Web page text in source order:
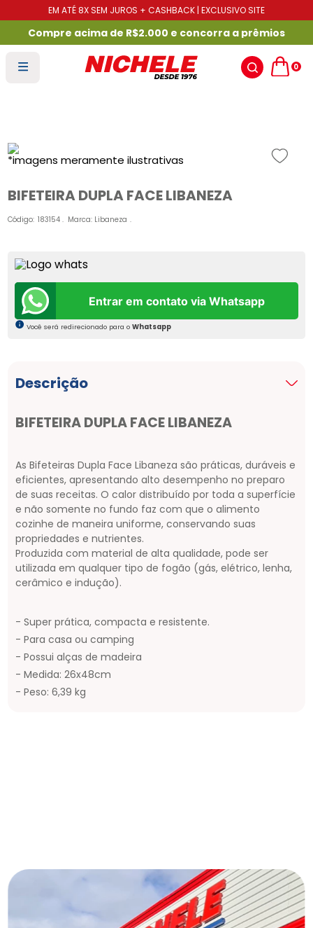
EM ATÉ 8X SEM JUROS + CASHBACK | EXCLUSIVO SITE
Compre acima de R$2.000 e concorra a prêmios
0
BIFETEIRA DUPLA FACE LIBANEZA
Código: 183154 Marca: Libaneza
Entrar em contato via Whatsapp
Você será redirecionado para o Whatsapp
Descrição
BIFETEIRA DUPLA FACE LIBANEZA
As Bifeteiras Dupla Face Libaneza são práticas, duráveis e
eficientes, apresentando alto desempenho no preparo
de suas receitas. O calor distribuído por toda a superfície
e não somente no fundo faz com que o alimento
cozinhe de maneira uniforme, conservando suas
propriedades e nutrientes.
Produzida com material de alta qualidade, pode ser
utilizada em qualquer tipo de fogão (gás, elétrico, lenha,
cerâmico e indução).
- Super prática, compacta e resistente.
- Para casa ou camping
- Possui alças de madeira
- Medida: 26x48cm
- Peso: 6,39 kg